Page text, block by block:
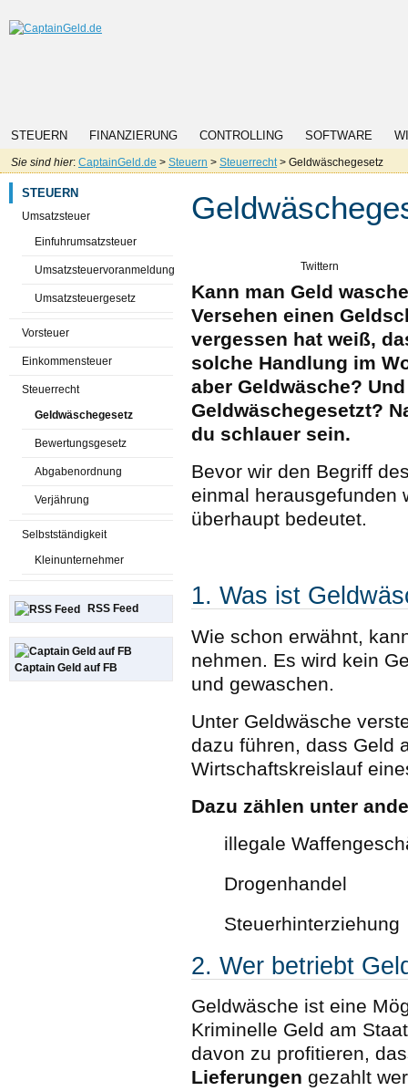
STEUERN FINANZIERUNG CONTROLLING SOFTWARE
Sie sind hier: CaptainGeld.de > Steuern > Steuerrecht> Geldwäschegesetz
STEUERN
Umsatzsteuer
Einfuhrumsatzsteuer
Umsatzsteuervoranmeldung
Umsatzsteuergesetz
Vorsteuer
Einkommensteuer
Steuerrecht
Geldwäschegesetz
Bewertungsgesetz
Abgabenordnung
Verjährung
Selbstständigkeit
Kleinunternehmer
RSS Feed
Captain Geld auf FB
Twittern
Kann man Geld
Versehen einen
vergessen hat weiß,
solche Handlung im
aber Geldwäsche?
Geldwäschegesetzt?
du schlauer sein.
Bevor wir den Begriff
einmal herausgefunden
überhaupt bedeutet.
1. Was ist
Wie schon erwähnt,
nehmen. Es wird kein
und gewaschen.
Unter Geldwäsche
dazu führen, dass Geld
Wirtschaftskreislauf
Dazu zählen unter
illegale
Drogenhandel
Steuerhinterziehung
2. Wer betriebt
Geldwäsche ist eine
Kriminelle Geld am
davon zu profitieren,
Lieferungen gezahlt